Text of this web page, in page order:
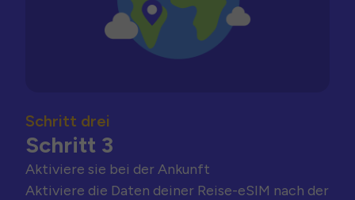
Schritt drei
Schritt 3
Aktiviere sie bei der Ankunft
Aktiviere die Daten deiner Reise-eSIM nach der